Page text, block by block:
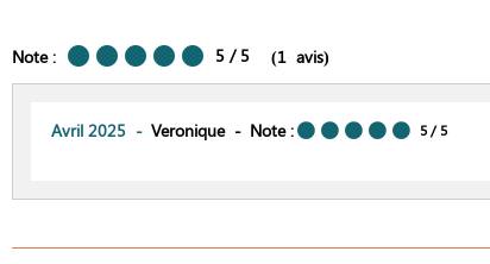
Note : 5 / 5 (1 avis)
Avril 2025 Veronique Note : 5 / 5